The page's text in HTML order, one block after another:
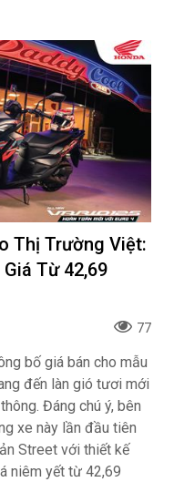
Thị Trường Việt:
Từ 42,69
77
bố giá bán cho mẫu
đến làn gió tươi mới
Đáng chú ý, bên
xe này lần đầu tiên
Street với thiết kế
niêm yết từ 42,69